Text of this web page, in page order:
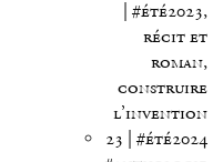
| #été2023,
récit et
roman,
construire
l’invention
23 | #été2024